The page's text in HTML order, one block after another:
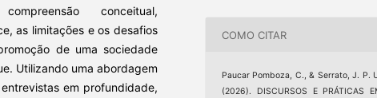
conceitual,
as limitações e os desafios
de uma sociedade
Utilizando uma abordagem
em profundidade,
COMO CITAR
Paucar Pomboza, C., & Serrato, J. P.
(2026). DISCURSOS E PRÁTICAS